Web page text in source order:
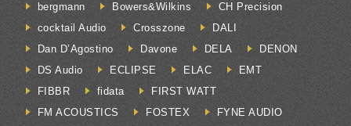
bergmann
Bowers&Wilkins
CH Precision
cocktail Audio
Crosszone
DALI
Dan D’Agostino
Davone DELA
DENON
DS Audio
ECLIPSE ELAC
EMT
FIBBR
fidata
FIRST WATT
FM ACOUSTICS
FOSTEX
FYNE AUDIO